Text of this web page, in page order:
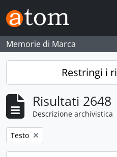
Skip to main content
Memorie di Marca
Restringi i
Risultati 2648
Descrizione archivistica
Remove filter:
Testo